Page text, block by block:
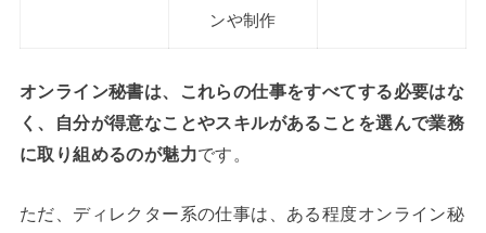
ンや制作
オンライン秘書は、これらの仕事をすべてする必要はな
く、自分が得意なことやスキルがあることを選んで業務
に取り組めるのが魅力です。
ただ、ディレクター系の仕事は、ある程度オンライン秘